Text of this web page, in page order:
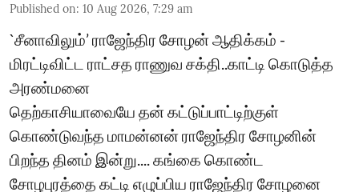
Published on: 10 Aug 2026, 7:29 am
`சீனாவிலும்’ ராஜேந்திர சோழன் ஆதிக்கம் -
மிரட்டிவிட்ட ராட்சத ராணுவ சக்தி..காட்டி கொடுத்த
அரண்மனை
தெற்காசியாவையே தன் கட்டுப்பாட்டிற்குள்
கொண்டுவந்த மாமன்னன் ராஜேந்திர சோழனின்
பிறந்த தினம் இன்று.... கங்கை கொண்ட
சோழபுரத்தை கட்டி எழுப்பிய ராஜேந்திர சோழனை